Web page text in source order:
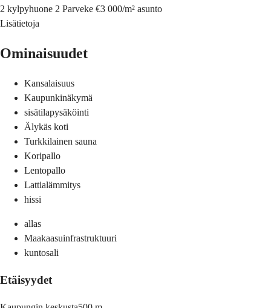
2 kylpyhuone 2 Parveke €3 000/m² asunto
Lisätietoja
Ominaisuudet
Kansalaisuus
Kaupunkinäkymä
sisätilapysäköinti
Älykäs koti
Turkkilainen sauna
Koripallo
Lentopallo
Lattialämmitys
hissi
allas
Maakaasuinfrastruktuuri
kuntosali
Etäisyydet